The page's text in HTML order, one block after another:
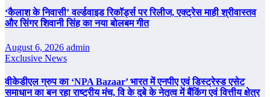
‘कैलाश के निवासी’ वर्ल्डवाइड रिकॉर्ड्स पर रिलीज, एक्ट्रेस माही श्रीवास्तव
और सिंगर शिवानी सिंह का नया बोलबम गीत
August 6, 2026 admin
Exclusive News
वीकेडीएल ग्रुप का ‘NPA Bazaar’ भारत में एनपीए एवं डिस्ट्रेस्ड एसेट
समाधान का बन रहा राष्ट्रीय मंच, वि के दुबे के नेतृत्व में बैंकिंग एवं वित्तीय क्षेत्र